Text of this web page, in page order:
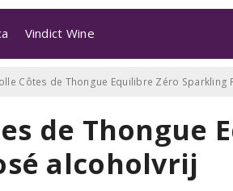
Vindict Wine
Côtes de Thongue Equilibre Zéro Sparkling
de Thongue
alcoholvrij